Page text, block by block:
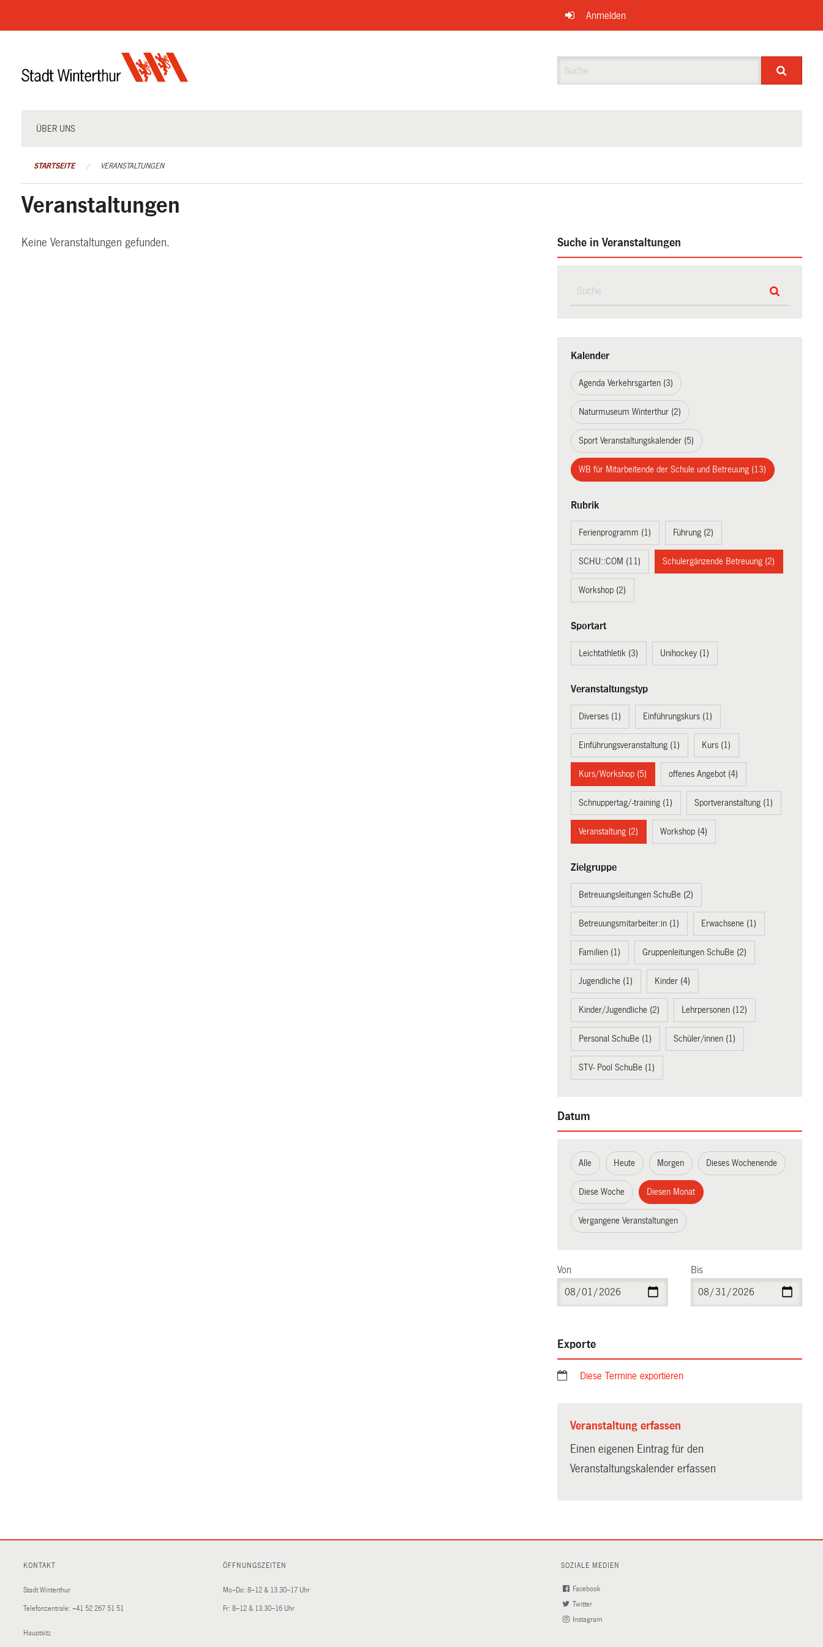
überspringen
Anmelden
ÜBER UNS
STARTSEITE VERANSTALTUNGEN
Veranstaltungen
Keine Veranstaltungen gefunden. Suche in Veranstaltungen
Kalender
Agenda Verkehrsgarten (3)
Naturmuseum Winterthur (2)
Sport Veranstaltungskalender (5)
WB für Mitarbeitende der Schule und Betreuung (13)
Rubrik
Ferienprogramm (1) Führung (2)
SCHU::COM (11) Schulergänzende Betreuung (2)
Workshop (2)
Sportart
Leichtathletik (3) Unihockey (1)
Veranstaltungstyp
Diverses (1) Einführungskurs (1)
Einführungsveranstaltung (1) Kurs (1)
Kurs/Workshop (5) offenes Angebot (4)
Schnuppertag/-training (1) Sportveranstaltung (1)
Veranstaltung (2) Workshop (4)
Zielgruppe
Betreuungsleitungen SchuBe (2)
Betreuungsmitarbeiter:in (1) Erwachsene (1)
Familien (1) Gruppenleitungen SchuBe (2)
Jugendliche (1) Kinder (4)
Kinder/Jugendliche (2) Lehrpersonen (12)
Personal SchuBe (1) Schüler/innen (1)
STV- Pool SchuBe (1)
Datum
Alle Heute Morgen Dieses Wochenende
Diese Woche Diesen Monat
Vergangene Veranstaltungen
Von Bis
Exporte
Diese Termine exportieren
Veranstaltung erfassen
Einen eigenen Eintrag für den
Veranstaltungskalender erfassen
KONTAKT
Stadt Winterthur
Telefonzentrale: +41 52 267 51 51
Hauptsitz
ÖFFNUNGSZEITEN
Mo–Do: 8–12 & 13.30–17 Uhr
Fr: 8–12 & 13.30–16 Uhr
SOZIALE MEDIEN
Facebook
Twitter
Link)
Instagram